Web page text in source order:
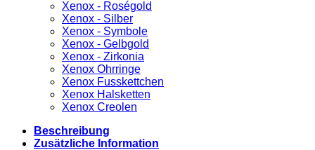
Xenox - Roségold
Xenox - Silber
Xenox - Symbole
Xenox - Gelbgold
Xenox - Zirkonia
Xenox Ohrringe
Xenox Fusskettchen
Xenox Halsketten
Xenox Creolen
Beschreibung
Zusätzliche Information